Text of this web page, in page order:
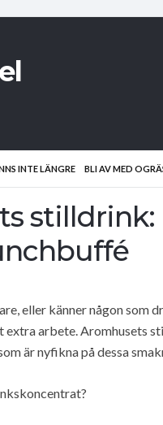
INTE LÄNGRE BLI AV MED
eller känner någon
extra arbete. Aromhusets
är nyfikna på dessa